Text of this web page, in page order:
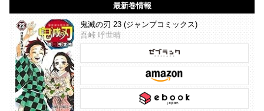
最新巻情報
鬼滅の刃 23 (ジャンプコミックス)
吾峠 呼世晴